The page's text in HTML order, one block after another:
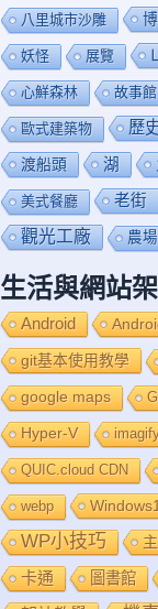
八里城市沙雕
妖怪 展覽
心鮮森林 故事館
歐式建築物 歷
渡船頭 湖
美式餐廳 老街
觀光工廠 農場
生活與網站
Android
git基本使用教學
google maps
Hyper-V
QUIC.cloud CDN
webp
WP小技巧
卡通 圖書館